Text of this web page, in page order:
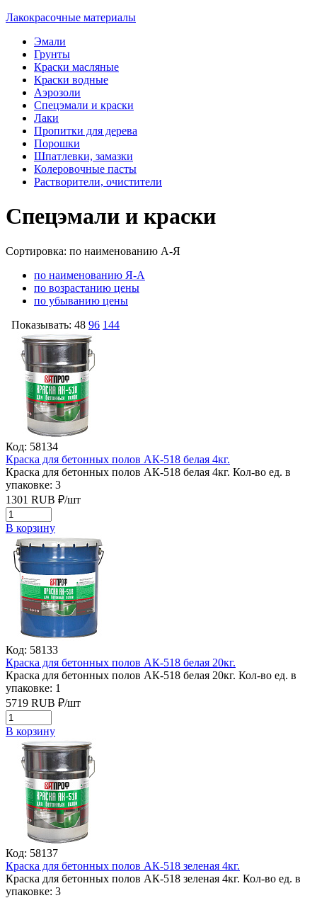
Лакокрасочные материалы
Эмали
Грунты
Краски масляные
Краски водные
Аэрозоли
Спецэмали и краски
Лаки
Пропитки для дерева
Порошки
Шпатлевки, замазки
Колеровочные пасты
Растворители, очистители
Спецэмали и краски
Сортировка: по наименованию А-Я
по наименованию Я-А
по возрастанию цены
по убыванию цены
Показывать: 48 96 144
Код: 58134
Краска для бетонных полов АК-518 белая 4кг.
Краска для бетонных полов АК-518 белая 4кг. Кол-во ед. в
упаковке: 3
1301 RUB ₽/шт
В корзину
Код: 58133
Краска для бетонных полов АК-518 белая 20кг.
Краска для бетонных полов АК-518 белая 20кг. Кол-во ед. в
упаковке: 1
5719 RUB ₽/шт
В корзину
Код: 58137
Краска для бетонных полов АК-518 зеленая 4кг.
Краска для бетонных полов АК-518 зеленая 4кг. Кол-во ед. в
упаковке: 3